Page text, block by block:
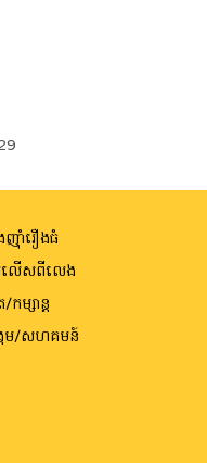
ញ៉ាំរឿងធំ
លើសពីលេង
កម្សាន្ត
ម/សហគមន៍